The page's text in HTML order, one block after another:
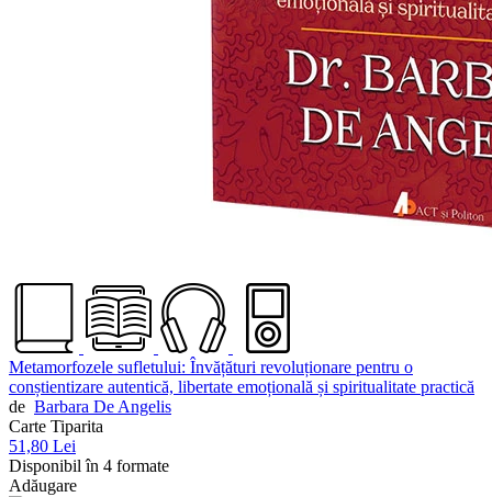
Metamorfozele sufletului: Învățături revoluționare pentru o
conștientizare autentică, libertate emoțională și spiritualitate practică
de Barbara De Angelis
Carte Tiparita
51,80 Lei
Disponibil în 4 formate
Adăugare